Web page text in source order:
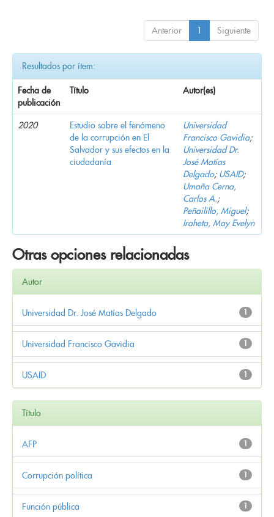
Anterior 1 Siguiente
Resultados por ítem:
Fecha de
publicación
Título Autor(es)
2020
Estudio sobre el fenómeno
de la corrupción en El
Salvador y sus efectos en la
ciudadanía
Universidad
Francisco Gavidia;
Universidad Dr.
José Matías
Delgado; USAID;
Umaña Cerna,
Carlos A.;
Peñailillo, Miguel;
Iraheta, May Evelyn
Otras opciones relacionadas
Autor
1
Universidad Dr. José Matías Delgado
1
Universidad Francisco Gavidia
1
USAID
Título
1
AFP
1
Corrupción política
1
Función pública